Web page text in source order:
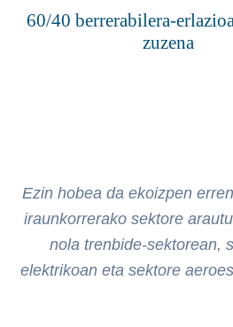
60/40 berrerabilera-
zuzena
Ezin hobea da ekoizpen
iraunkorrerako sektore
nola trenbide-sektorean,
elektrikoan eta sektore